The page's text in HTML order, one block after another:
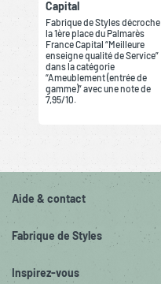
Capital
Fabrique de Styles décroche
la 1ère place du Palmarès
France Capital “Meilleure
enseigne qualité de Service”
dans la catégorie
“Ameublement (entrée de
gamme)” avec une note de
7,95/10.
Aide & contact
Fabrique de Styles
Inspirez-vous